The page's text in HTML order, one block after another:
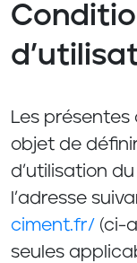
Les
objet de
d’utilisation
l’adresse
ciment.fr/ (ci-
seules